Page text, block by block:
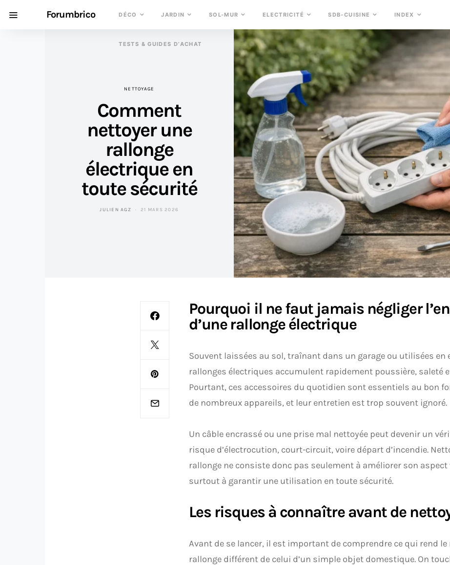
Forumbrico DÉCO JARDIN SOL-MUR ELECTRICITÉ SDB-CUISINE INDEX
TESTS & GUIDES D’ACHAT
NETTOYAGE
Comment
nettoyer une
rallonge
électrique en
toute sécurité
JULIEN AGZ 21 MARS 2026
Pourquoi il ne faut jamais négliger
d’une rallonge électrique
Souvent laissées au sol, traînant dans un garage ou utilisées en
rallonges électriques accumulent rapidement poussière, saleté
Pourtant, ces accessoires du quotidien sont essentiels au bon
de nombreux appareils, et leur entretien est trop souvent ignoré.
Un câble encrassé ou une prise mal nettoyée peut devenir un
risque d’électrocution, court-circuit, voire départ d’incendie.
rallonge ne consiste donc pas seulement à améliorer son
surtout à garantir une utilisation en toute sécurité.
Les risques à connaître avant de
Avant de se lancer, il est important de comprendre ce qui rend le
rallonge différent de celui d’un simple objet domestique. On